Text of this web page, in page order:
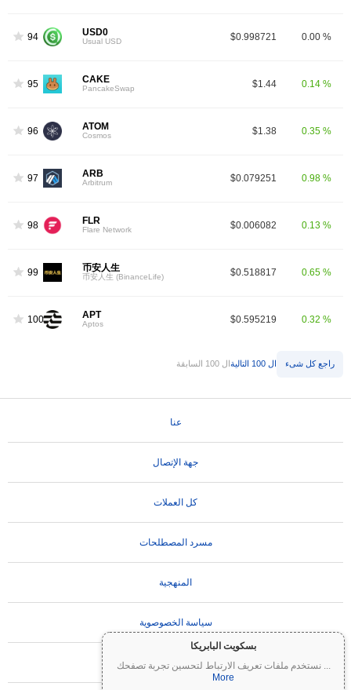
بسكويت البابريكا
نستخدم ملفات تعريف الارتباط لتحسين تجربة تصفحك ...
More
94 USD0
Usual USD $0.998721 0.00 %
95 CAKE
PancakeSwap $1.44 0.14 %
96 ATOM
Cosmos $1.38 0.35 %
97 ARB
Arbitrum $0.079251 0.98 %
98 FLR
Flare Network $0.006082 0.13 %
99 币安人生
币安人生 (BinanceLife) $0.518817 0.65 %
100 APT
Aptos $0.595219 0.32 %
ال 100 السابقة ال 100 التالية راجع كل شىء
عنا
جهة الإتصال
كل العملات
مسرد المصطلحات
المنهجية
سياسة الخصوصوية
تعليمات الاستخدام